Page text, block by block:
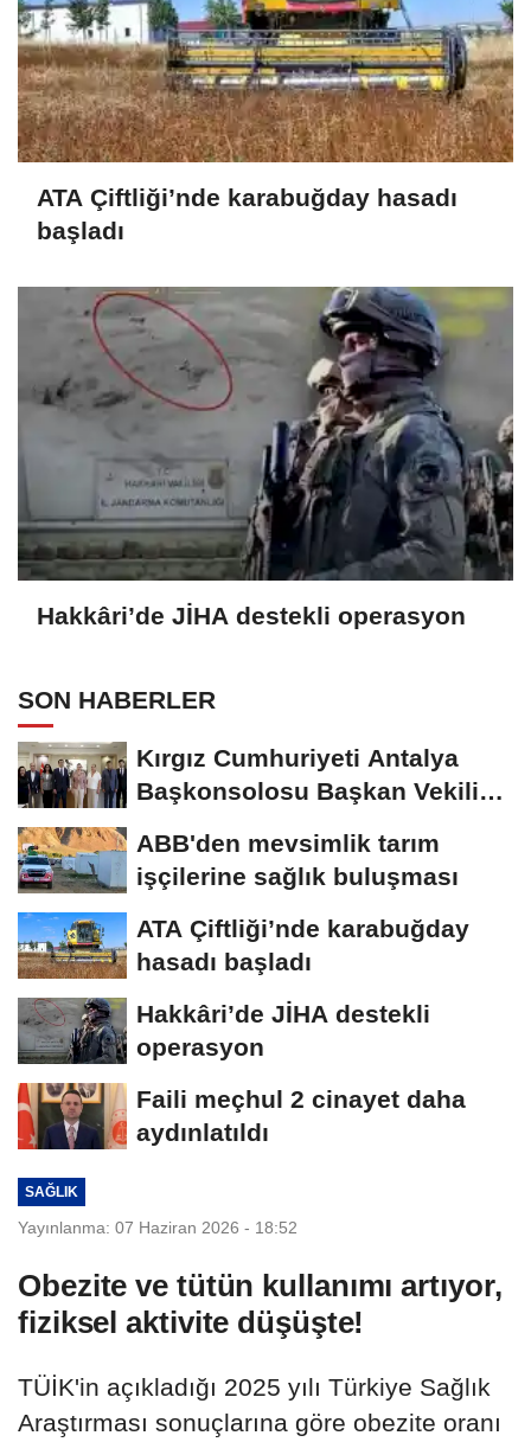
ATA Çiftliği’nde karabuğday hasadı
başladı
Hakkâri’de JİHA destekli operasyon
SON HABERLER
Kırgız Cumhuriyeti Antalya
Başkonsolosu Başkan Vekili
ABB'den mevsimlik tarım
işçilerine sağlık buluşması
ATA Çiftliği’nde karabuğday
hasadı başladı
Hakkâri’de JİHA destekli
operasyon
Faili meçhul 2 cinayet daha
aydınlatıldı
SAĞLIK
Yayınlanma: 07 Haziran 2026 - 18:52
Obezite ve tütün kullanımı artıyor,
fiziksel aktivite düşüşte!
TÜİK'in açıkladığı 2025 yılı Türkiye Sağlık
Araştırması sonuçlarına göre obezite oranı